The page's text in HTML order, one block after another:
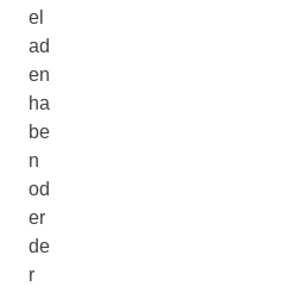
el
ad
en
ha
be
n
od
er
de
r